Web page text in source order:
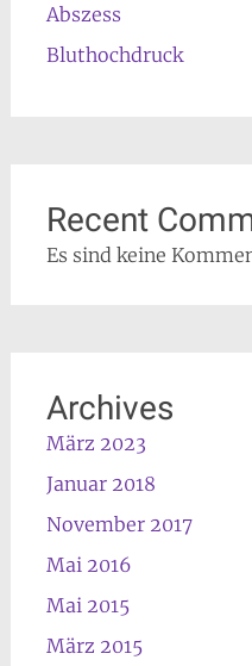
Abszess
Bluthochdruck
Recent
Es sind keine
Archives
März 2023
Januar 2018
November 2017
Mai 2016
Mai 2015
März 2015